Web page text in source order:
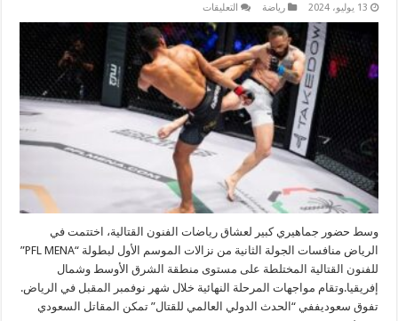
13 يوليو، 2024 رياضة التعليقات
أجواء
حافلة
بالإثارة
والتشويق..
السعودية
تحقق
انتصارات
كبيرة
في
بطولة
“المقاتلين
المحترفين”
مغلقة
وسط حضور جماهيري كبير لعشاق رياضات الفنون القتالية، اختتمت في
الرياض منافسات الجولة الثانية من نزالات الموسم الأول لبطولة “PFL MENA”
للفنون القتالية المختلطة على مستوى منطقة الشرق الأوسط وشمال
إفريقيا.وتقام مواجهات المرحلة النهائية خلال شهر نوفمبر المقبل في الرياض.
تفوق سعوديففي “الحدث الدولي العالمي للقتال” تمكن المقاتل السعودي